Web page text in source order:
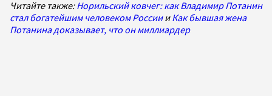
Читайте также:Норильский ковчег: как Владимир Потанин
стал богатейшим человеком РоссиииКак бывшая жена
Потанина доказывает, что он миллиардер